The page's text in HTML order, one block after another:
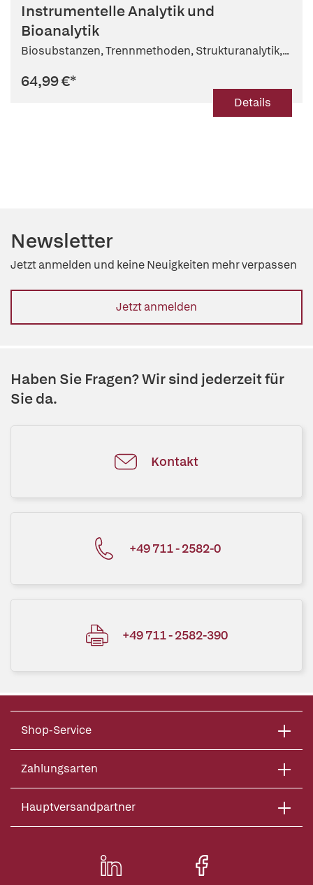
Instrumentelle Analytik und
Bioanalytik
Biosubstanzen, Trennmethoden, Strukturanalytik,...
64,99 €*
Details
Newsletter
Jetzt anmelden und keine Neuigkeiten mehr verpassen
Jetzt anmelden
Haben Sie Fragen? Wir sind jederzeit für
Sie da.
Kontakt
+49 711 - 2582-0
+49 711 - 2582-390
Shop-Service
Zahlungsarten
Hauptversandpartner